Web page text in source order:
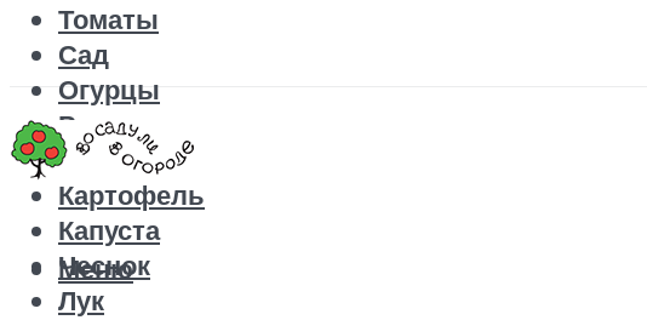
Томаты
Сад
Огурцы
Рецепты
Перец
Картофель
Капуста
Чеснок
Лук
Меню